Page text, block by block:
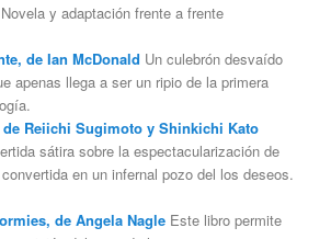
y adaptación frente a frente
de Ian McDonald Un culebrón desvaído
apenas llega a ser un ripio de la primera
Reiichi Sugimoto y Shinkichi Kato
sátira sobre la espectacularización de
en un infernal pozo del los deseos.
de Angela NagleEste libro permite